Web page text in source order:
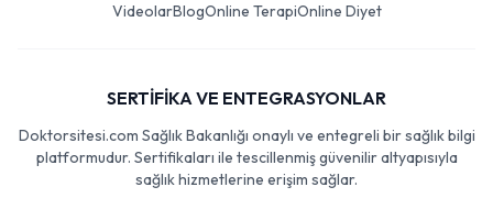
VideolarBlogOnline TerapiOnline Diyet
SERTİFİKA VE ENTEGRASYONLAR
Doktorsitesi.com Sağlık Bakanlığı onaylı ve entegreli bir sağlık bilgi
platformudur. Sertifikaları ile tescillenmiş güvenilir altyapısıyla
sağlık hizmetlerine erişim sağlar.